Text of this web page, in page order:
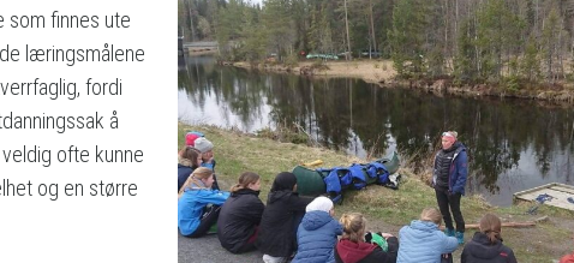
som finnes ute
læringsmålene
fordi
å
ofte kunne
og en større